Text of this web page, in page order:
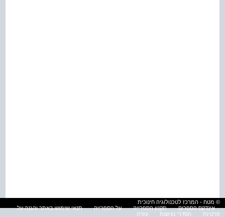
© מטח - המרכז לטכנולוגיה חינוכית
אינדקס הספרים
תקנון הספרייה על הספרייה
תנאי שימוש באתר והגנה על
פרטיות
הסדרי נגישות עזרה